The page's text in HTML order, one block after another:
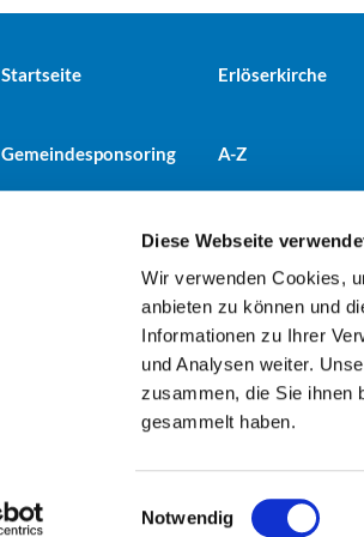
Diese Webseite
Wir verwenden Cookies,
anbieten zu können und
Informationen zu Ihrer
und Analysen weiter.
zusammen, die Sie ihnen
gesammelt haben.
i
Notwendig
Startseite Erlöserkirche
Gemeindesponsoring A-Z
Evangelische